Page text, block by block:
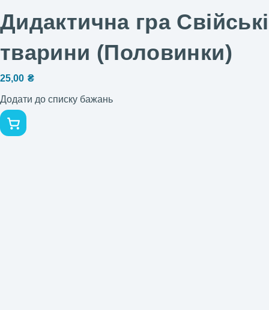
Дидактична гра Свійські
тварини (Половинки)
25,00 ₴
Додати до списку бажань